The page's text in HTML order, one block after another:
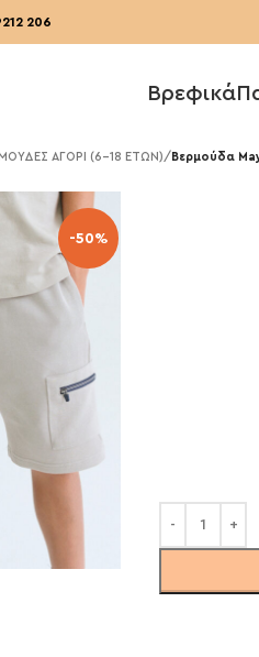
206
Βρεφικά
ΑΓΟΡΙ (6-18 ΕΤΩΝ)/ Βερμούδα
-50%